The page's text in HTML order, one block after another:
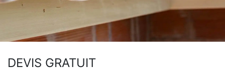
DEVIS GRATUIT